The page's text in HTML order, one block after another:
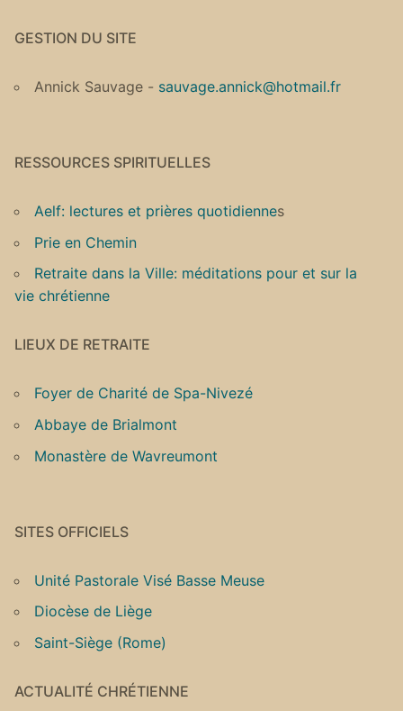
GESTION DU SITE
Annick Sauvage - sauvage.annick@hotmail.fr
RESSOURCES SPIRITUELLES
Aelf: lectures et prières quotidiennes
Prie en Chemin
Retraite dans la Ville: méditations pour et sur la
vie chrétienne
LIEUX DE RETRAITE
Foyer de Charité de Spa-Nivezé
Abbaye de Brialmont
Monastère de Wavreumont
SITES OFFICIELS
Unité Pastorale Visé Basse Meuse
Diocèse de Liège
Saint-Siège (Rome)
ACTUALITÉ CHRÉTIENNE